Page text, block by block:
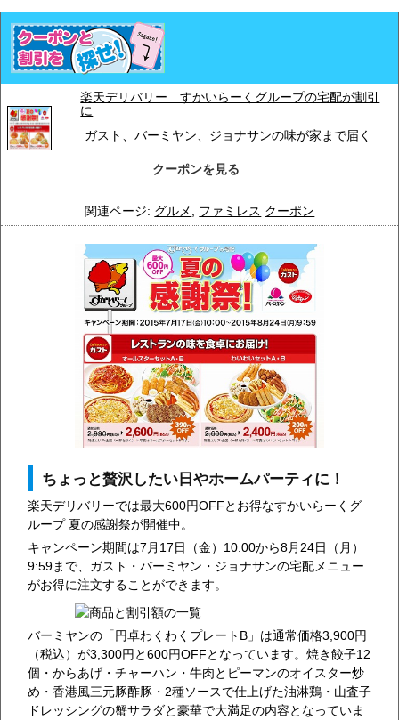
楽天デリバリー すかいらーくグループの宅配が割引
に
ガスト、バーミヤン、ジョナサンの味が家まで届く
クーポンを見る
関連ページ: グルメ ファミレス クーポン
ちょっと贅沢したい日やホームパーティに！
楽天デリバリーでは最大600円OFFとお得なすかいらーくグ
ループ 夏の感謝祭が開催中。
キャンペーン期間は7月17日（金）10:00から8月24日（月）
9:59まで、ガスト・バーミヤン・ジョナサンの宅配メニュー
がお得に注文することができます。
バーミヤンの「円卓わくわくプレートB」は通常価格3,900円
（税込）が3,300円と600円OFFとなっています。焼き餃子12
個・からあげ・チャーハン・牛肉とピーマンのオイスター炒
め・香港風三元豚酢豚・2種ソースで仕上げた油淋鶏・山査子
ドレッシングの蟹サラダと豪華で大満足の内容となっていま